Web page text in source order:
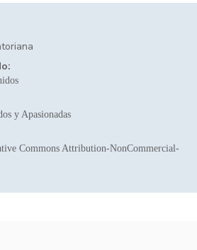
y Apasionadas
Commons Attribution-NonCommercial-